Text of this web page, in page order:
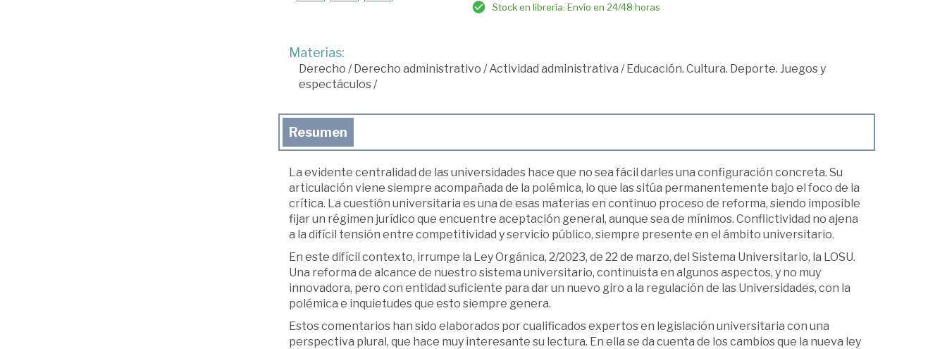
Stock en librería. Envío en 24/48 horas
Materias:
Derecho /Derecho administrativo /Actividad administrativa /Educación. Cultura. Deporte. Juegos y
espectáculos/
Resumen
La evidente centralidad de las universidades hace que no sea fácil darles una configuración concreta. Su
articulación viene siempre acompañada de la polémica, lo que las sitúa permanentemente bajo el foco de la
crítica. La cuestión universitaria es una de esas materias en continuo proceso de reforma, siendo imposible
fijar un régimen jurídico que encuentre aceptación general, aunque sea de mínimos. Conflictividad no ajena
a la difícil tensión entre competitividad y servicio público, siempre presente en el ámbito universitario.
En este difícil contexto, irrumpe la Ley Orgánica, 2/2023, de 22 de marzo, del Sistema Universitario, la LOSU.
Una reforma de alcance de nuestro sistema universitario, continuista en algunos aspectos, y no muy
innovadora, pero con entidad suficiente para dar un nuevo giro a la regulación de las Universidades, con la
polémica e inquietudes que esto siempre genera.
Estos comentarios han sido elaborados por cualificados expertos en legislación universitaria con una
perspectiva plural, que hace muy interesante su lectura. En ella se da cuenta de los cambios que la nueva ley